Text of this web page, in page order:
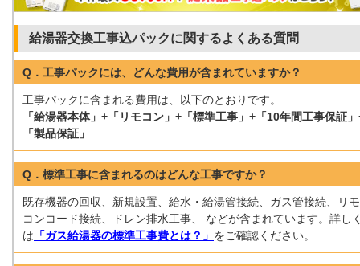
給湯器交換工事込パックに関するよくある質問
Q．工事パックには、どんな費用が含まれていますか？
工事パックに含まれる費用は、以下のとおりです。
「給湯器本体」+「リモコン」+「標準工事」+「10年間工事保証
「製品保証」
Q．標準工事に含まれるのはどんな工事ですか？
既存機器の回収、新規設置、給水・給湯管接続、ガス管接続、リモ
コンコード接続、ドレン排水工事、 などが含まれています。詳し
は 「ガス給湯器の標準工事費とは？」 をご確認ください。